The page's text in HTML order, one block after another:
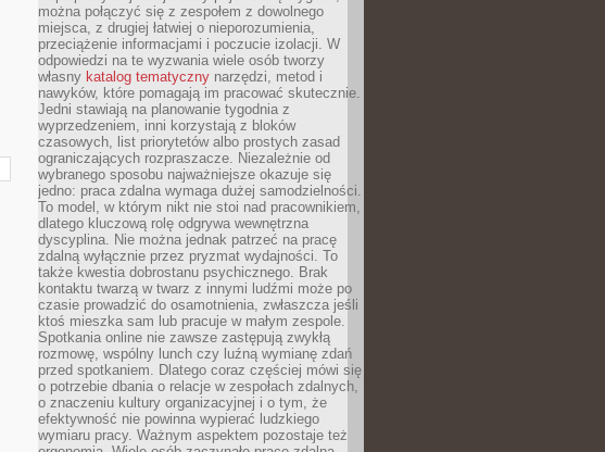
można połączyć się z zespołem z dowolnego
miejsca, z drugiej łatwiej o nieporozumienia,
przeciążenie informacjami i poczucie izolacji. W
odpowiedzi na te wyzwania wiele osób tworzy
własny katalog tematyczny narzędzi, metod i
nawyków, które pomagają im pracować skutecznie.
Jedni stawiają na planowanie tygodnia z
wyprzedzeniem, inni korzystają z bloków
czasowych, list priorytetów albo prostych zasad
ograniczających rozpraszacze. Niezależnie od
wybranego sposobu najważniejsze okazuje się
jedno: praca zdalna wymaga dużej samodzielności.
To model, w którym nikt nie stoi nad pracownikiem,
dlatego kluczową rolę odgrywa wewnętrzna
dyscyplina. Nie można jednak patrzeć na pracę
zdalną wyłącznie przez pryzmat wydajności. To
także kwestia dobrostanu psychicznego. Brak
kontaktu twarzą w twarz z innymi ludźmi może po
czasie prowadzić do osamotnienia, zwłaszcza jeśli
ktoś mieszka sam lub pracuje w małym zespole.
Spotkania online nie zawsze zastępują zwykłą
rozmowę, wspólny lunch czy luźną wymianę zdań
przed spotkaniem. Dlatego coraz częściej mówi się
o potrzebie dbania o relacje w zespołach zdalnych,
o znaczeniu kultury organizacyjnej i o tym, że
efektywność nie powinna wypierać ludzkiego
wymiaru pracy. Ważnym aspektem pozostaje też